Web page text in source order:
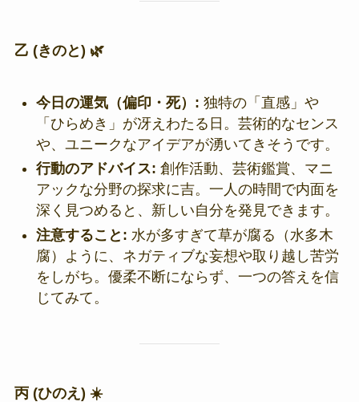
乙 (きのと) 🌿
今日の運気（偏印・死）: 独特の「直感」や
「ひらめき」が冴えわたる日。芸術的なセンス
や、ユニークなアイデアが湧いてきそうです。
行動のアドバイス: 創作活動、芸術鑑賞、マニ
アックな分野の探求に吉。一人の時間で内面を
深く見つめると、新しい自分を発見できます。
注意すること: 水が多すぎて草が腐る（水多木
腐）ように、ネガティブな妄想や取り越し苦労
をしがち。優柔不断にならず、一つの答えを信
じてみて。
丙 (ひのえ) ☀️